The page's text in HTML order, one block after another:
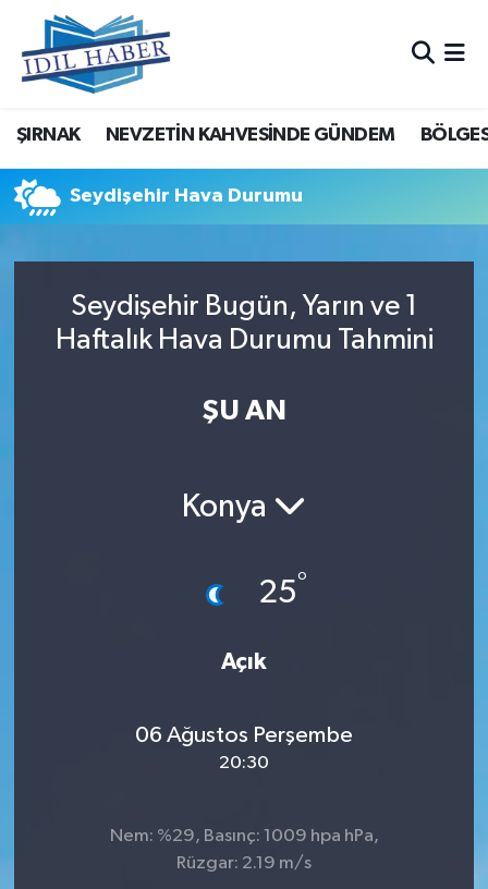
ŞIRNAK NEVZETİN KAHVESİNDE GÜNDEM
Seydişehir Hava Durumu
Seydişehir Bugün, Yarın ve 1
Haftalık Hava Durumu Tahmini
ŞU AN
Konya
25°
Açık
06 Ağustos Perşembe
20:30
Nem: %29, Basınç: 1009 hpa hPa,
Rüzgar: 2.19 m/s
Nöbetçi Eczaneler
Hava Durumu
Trafik Durumu
Tüm Manşetler